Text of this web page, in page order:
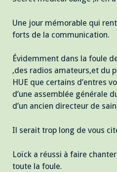
Une jour mémorable qui
forts de la communication.
Évidemment dans la foule
,des radios amateurs,et du
HUE que certains d’entres
d’une assemblée générale
d’un ancien directeur de
Il serait trop long de vous
Loïck a réussi à faire
toute la foule.